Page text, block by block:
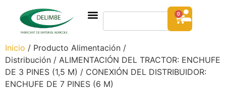
0
Inicio / Producto Alimentación /
Distribución / ALIMENTACIÓN DEL TRACTOR: ENCHUFE
DE 3 PINES (1,5 M) / CONEXIÓN DEL DISTRIBUIDOR:
ENCHUFE DE 7 PINES (6 M)